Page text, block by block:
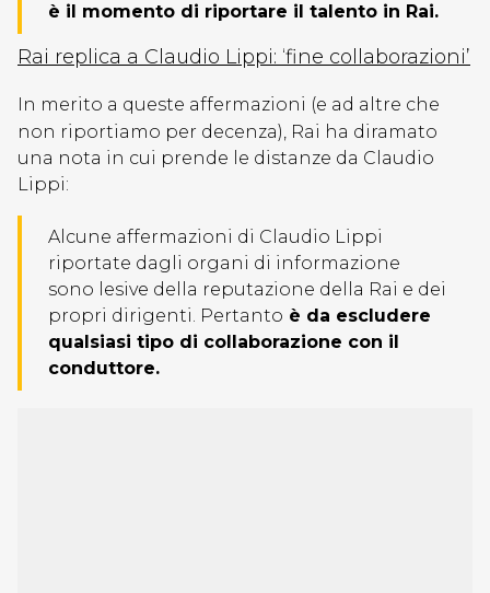
è il momento di riportare il talento in Rai.
Rai replica a Claudio Lippi: ‘fine collaborazioni’
In merito a queste affermazioni (e ad altre che
non riportiamo per decenza), Rai ha diramato
una nota in cui prende le distanze da Claudio
Lippi:
Alcune affermazioni di Claudio Lippi
riportate dagli organi di informazione
sono lesive della reputazione della Rai e dei
propri dirigenti. Pertanto è da escludere
qualsiasi tipo di collaborazione con il
conduttore.